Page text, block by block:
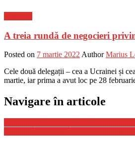
A treia rundă de negocieri
Posted on 7 martie 2022 Author Marius
Cele două delegații – cea a Ucrainei și
martie, iar prima a avut loc pe 28
Navigare în articole